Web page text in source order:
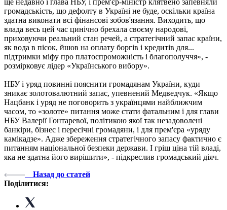
громадськість, що дефолту в Україні не буде, оскільки країна
здатна виконати всі фінансові зобов'язання. Виходить, що
влада весь цей час цинічно брехала своєму народові,
приховуючи реальний стан речей, а стратегічний запас країни,
як вода в пісок, йшов на оплату боргів і кредитів для...
підтримки міфу про платоспроможність і благополуччя», -
розмірковує лідер «Українського вибору».
НБУ і уряд повинні пояснити громадянам України, куди
зникає золотовалютний запас, упевнений Медведчук. «Якщо
Нацбанк і уряд не поговорить з українцями найближчим
часом, то «золоте» питання може стати фатальним і для глави
НБУ Валерії Гонтаревої, політикою якої так незадоволені
банкіри, бізнес і пересічні громадяни, і для прем'єра «уряду
камікадзе». Адже збереження стратегічного запасу фактично є
питанням національної безпеки держави. І гріш ціна тій владі,
яка не здатна його вирішити», - підкреслив громадський діяч.
Назад до статей
Поділитися: